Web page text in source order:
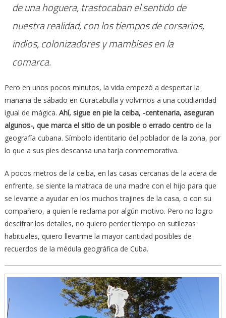
de una hoguera, trastocaban el sentido de
nuestra realidad, con los tiempos de corsarios,
indios, colonizadores y mambises en la
comarca.
Pero en unos pocos minutos, la vida empezó a despertar la
mañana de sábado en Guracabulla y volvimos a una cotidianidad
igual de mágica. Ahí, sigue en pie la ceiba, -centenaria, aseguran
algunos-, que marca el sitio de un posible o errado centro de la
geografía cubana. Símbolo identitario del poblador de la zona, por
lo que a sus pies descansa una tarja conmemorativa.
A pocos metros de la ceiba, en las casas cercanas de la acera de
enfrente, se siente la matraca de una madre con el hijo para que
se levante a ayudar en los muchos trajines de la casa, o con su
compañero, a quien le reclama por algún motivo. Pero no logro
descifrar los detalles, no quiero perder tiempo en sutilezas
habituales, quiero llevarme la mayor cantidad posibles de
recuerdos de la médula geográfica de Cuba.